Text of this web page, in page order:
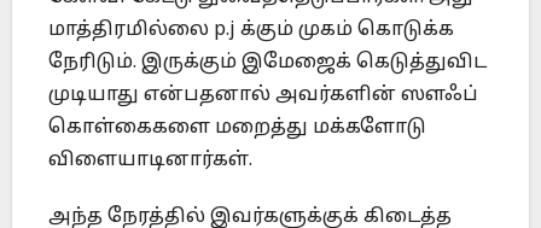
மாத்திரமில்லை p.j க்கும் முகம் கொடுக்க
நேரிடும். இருக்கும் இமேஜைக் கெடுத்துவிட
முடியாது என்பதனால் அவர்களின் ஸளஃப்
கொள்கைகளை மறைத்து மக்களோடு
விளையாடினார்கள்.
அந்த நேரத்தில் இவர்களுக்குக் கிடைத்த